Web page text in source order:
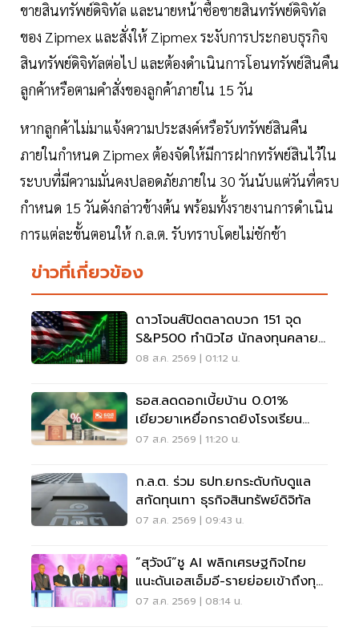
ขายสินทรัพย์ดิจิทัล และนายหน้าซื้อขายสินทรัพย์ดิจิทัล
ของ Zipmex และสั่งให้ Zipmex ระงับการประกอบธุรกิจ
สินทรัพย์ดิจิทัลต่อไป และต้องดำเนินการโอนทรัพย์สินคืน
ลูกค้าหรือตามคำสั่งของลูกค้าภายใน 15 วัน
หากลูกค้าไม่มาแจ้งความประสงค์หรือรับทรัพย์สินคืน
ภายในกำหนด Zipmex ต้องจัดให้มีการฝากทรัพย์สินไว้ใน
ระบบที่มีความมั่นคงปลอดภัยภายใน 30 วันนับแต่วันที่ครบ
กำหนด 15 วันดังกล่าวข้างต้น พร้อมทั้งรายงานการดำเนิน
การแต่ละขั้นตอนให้ ก.ล.ต. รับทราบโดยไม่ชักช้า
ข่าวที่เกี่ยวข้อง
ดาวโจนส์ปิดตลาดบวก 151 จุด
S&P500 ทำนิวไฮ นักลงทุนคลาย
กังวลเฟดขึ้นดอกเบี้ย
08 ส.ค. 2569 | 01:12 น.
ธอส.ลดดอกเบี้ยบ้าน 0.01%
เยียวยาเหยื่อกราดยิงโรงเรียน
จ.นนทบุรี
07 ส.ค. 2569 | 11:20 น.
ก.ล.ต. ร่วม ธปท.ยกระดับกับดูแล
สกัดทุนเทา ธุรกิจสินทรัพย์ดิจิทัล
07 ส.ค. 2569 | 09:43 น.
“สุวัจน์”ชู AI พลิกเศรษฐกิจไทย
แนะดันเอสเอ็มอี-รายย่อยเข้าถึงทุน
ฝ่าวิกฤต
07 ส.ค. 2569 | 08:14 น.